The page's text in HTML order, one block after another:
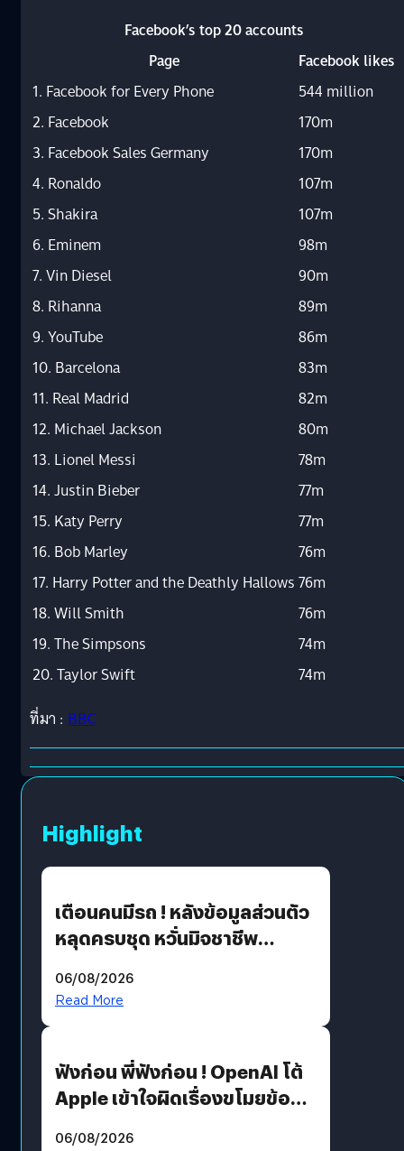
Facebook’s top 20 accounts
Page
Facebook likes
1. Facebook for Every Phone
544 million
2. Facebook
170m
3. Facebook Sales Germany
170m
4. Ronaldo
107m
5. Shakira
107m
6. Eminem
98m
7. Vin Diesel
90m
8. Rihanna
89m
9. YouTube
86m
10. Barcelona
83m
11. Real Madrid
82m
12. Michael Jackson
80m
13. Lionel Messi
78m
14. Justin Bieber
77m
15. Katy Perry
77m
16. Bob Marley
76m
17. Harry Potter and the Deathly Hallows76m
18. Will Smith
76m
19. The Simpsons
74m
20. Taylor Swift
74m
ที่มา : BBC
Highlight
เตือนคนมีรถ ! หลังข้อมูลส่วนตัว
หลุดครบชุด หวั่นมิจชาชีพ
รหัสผ่านหลุด ไม่ใช่แฮ็กเกอร์
06/08/2026
Read More
ฟังก่อน พี่ฟังก่อน ! OpenAI โต้
Apple เข้าใจผิดเรื่องขโมยข้อมูล
06/08/2026